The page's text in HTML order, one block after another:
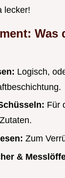
lecker!
Was
Logisch,
Für
Zum
&